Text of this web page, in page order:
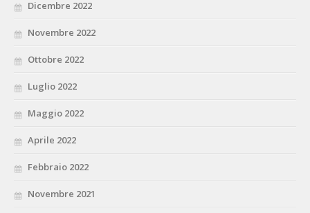
Dicembre 2022
Novembre 2022
Ottobre 2022
Luglio 2022
Maggio 2022
Aprile 2022
Febbraio 2022
Novembre 2021